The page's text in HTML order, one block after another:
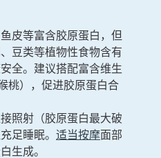
皮等富含胶原蛋白，但
豆类等植物性食物含有
全。建议搭配富含维生
桃），促进胶原蛋白合
照射（胶原蛋白最大破
足睡眠。 适当按摩面部
生成。